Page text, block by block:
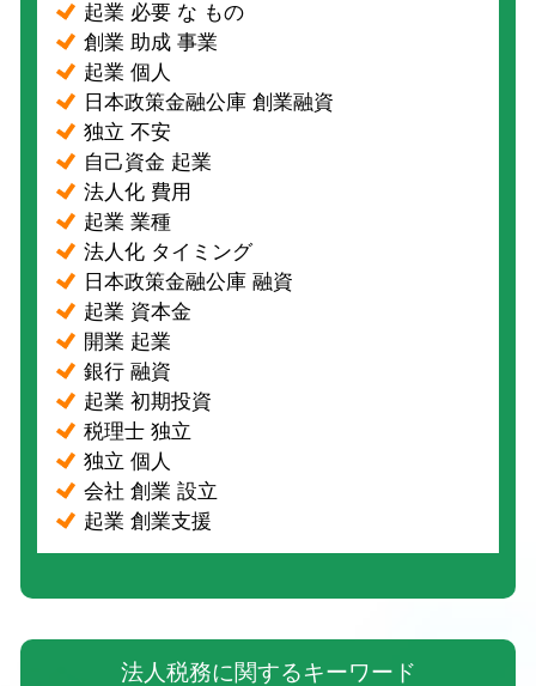
起業 必要 な もの
創業 助成 事業
起業 個人
日本政策金融公庫 創業融資
独立 不安
自己資金 起業
法人化 費用
起業 業種
法人化 タイミング
日本政策金融公庫 融資
起業 資本金
開業 起業
銀行 融資
起業 初期投資
税理士 独立
独立 個人
会社 創業 設立
起業 創業支援
法人税務に関するキーワード